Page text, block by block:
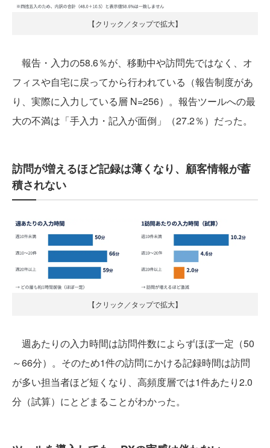
【クリック／タップで拡大】
報告・入力の58.6％が、移動中や訪問先ではなく、オ
フィスや自宅に戻ってから行われている（報告制度があ
り、実際に入力している層 N=256）。報告ツールへの最
大の不満は「手入力・記入が面倒」（27.2％）だった。
訪問が増えるほど記録は薄くなり、顧客情報が蓄
積されない
【クリック／タップで拡大】
週あたりの入力時間は訪問件数によらずほぼ一定（50
～66分）。そのため1件の訪問にかける記録時間は訪問
が多い担当者ほど短くなり、高頻度層では1件あたり2.0
分（試算）にとどまることがわかった。